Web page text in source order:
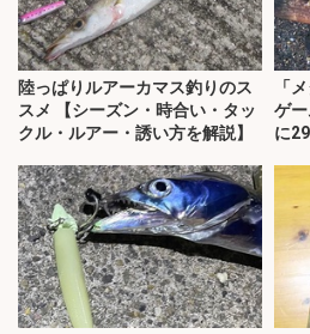
陸っぱりルアーカマス釣りのス
スメ 【シーズン・時合い・タッ
クル・ルアー・誘い方を解説】
「
ゲ
に